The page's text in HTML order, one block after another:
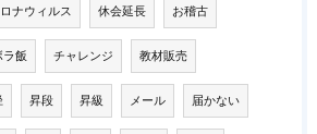
ナウィルス 休会延長 お稽古
ラ飯 チャレンジ 教材販売
昇段 昇級 メール 届かない